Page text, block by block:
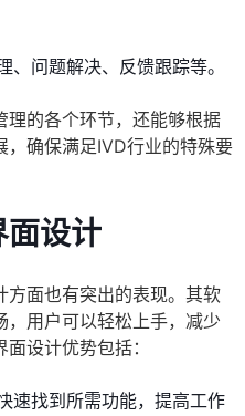
、问题解决、反馈跟踪等。
理的各个环节，还能够根据
，确保满足IVD行业的特殊要
面设计
方面也有突出的表现。其软
用户可以轻松上手，减少
设计优势包括：
速找到所需功能，提高工作